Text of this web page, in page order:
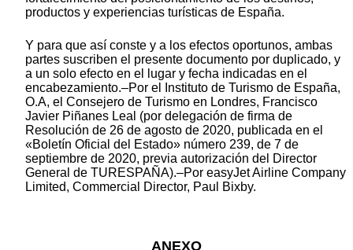
productos y experiencias turísticas de España.
Y para que así conste y a los efectos oportunos, ambas
partes suscriben el presente documento por duplicado, y
a un solo efecto en el lugar y fecha indicadas en el
encabezamiento.–Por el Instituto de Turismo de España,
O.A, el Consejero de Turismo en Londres, Francisco
Javier Piñanes Leal (por delegación de firma de
Resolución de 26 de agosto de 2020, publicada en el
«Boletín Oficial del Estado» número 239, de 7 de
septiembre de 2020, previa autorización del Director
General de TURESPAÑA).–Por easyJet Airline Company
Limited, Commercial Director, Paul Bixby.
ANEXO